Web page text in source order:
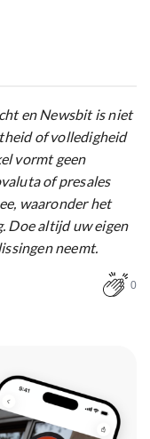
en Newsbit is niet
of volledigheid
vormt geen
of presales
waaronder het
Doe altijd uw eigen
neemt.
0